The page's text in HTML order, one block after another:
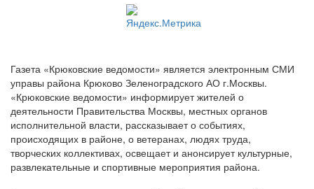
Газета «Крюковские ведомости» является электронным СМИ
управы района Крюково Зеленоградского АО г.Москвы.
«Крюковские ведомости» информирует жителей о
деятельности Правительства Москвы, местных органов
исполнительной власти, рассказывает о событиях,
происходящих в районе, о ветеранах, людях труда,
творческих коллективах, освещает и анонсирует культурные,
развлекательные и спортивные мероприятия района.